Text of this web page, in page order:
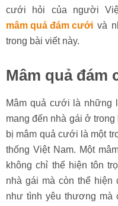
cưới hỏi của người
mâm quả đám cưới và
trong bài viết này.
Mâm quả đám
Mâm quả cưới là những
mang đến nhà gái ở
bị mâm quả cưới là một
thống Việt Nam. Một
không chỉ thể hiện tôn
nhà gái mà còn thể hiện
như tình yêu thương mà